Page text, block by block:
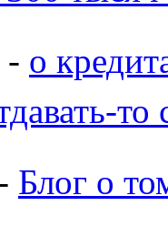
- о
Блог о